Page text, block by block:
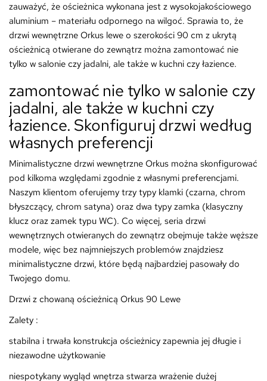
zauważyć, że ościeżnica wykonana jest z wysokojakościowego
aluminium – materiału odpornego na wilgoć. Sprawia to, że
drzwi wewnętrzne Orkus lewe o szerokości 90 cm z ukrytą
ościeżnicą otwierane do zewnątrz można zamontować nie
tylko w salonie czy jadalni, ale także w kuchni czy łazience.
zamontować nie tylko w salonie czy
jadalni, ale także w kuchni czy
łazience. Skonfiguruj drzwi według
własnych preferencji
Minimalistyczne drzwi wewnętrzne Orkus można skonfigurować
pod kilkoma względami zgodnie z własnymi preferencjami.
Naszym klientom oferujemy trzy typy klamki (czarna, chrom
błyszczący, chrom satyna) oraz dwa typy zamka (klasyczny
klucz oraz zamek typu WC). Co więcej, seria drzwi
wewnętrznych otwieranych do zewnątrz obejmuje także węższe
modele, więc bez najmniejszych problemów znajdziesz
minimalistyczne drzwi, które będą najbardziej pasowały do
Twojego domu.
Drzwi z chowaną ościeżnicą Orkus 90 Lewe
Zalety :
stabilna i trwała konstrukcja ościeżnicy zapewnia jej długie i
niezawodne użytkowanie
niespotykany wygląd wnętrza stwarza wrażenie dużej